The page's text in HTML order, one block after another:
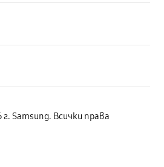
Samsung. Всички права